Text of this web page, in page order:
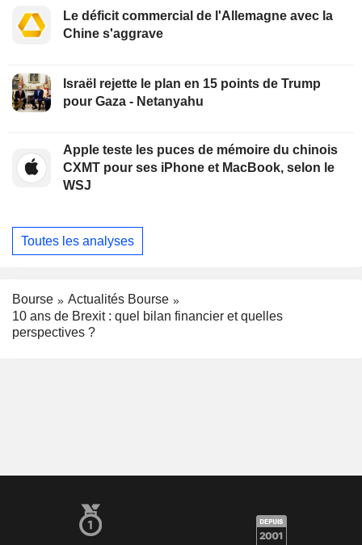
Le déficit commercial de l'Allemagne avec la
Chine s'aggrave
Israël rejette le plan en 15 points de Trump
pour Gaza - Netanyahu
Apple teste les puces de mémoire du chinois
CXMT pour ses iPhone et MacBook, selon le
WSJ
Toutes les analyses
Bourse
Actualités Bourse
10 ans de Brexit : quel bilan financier et quelles
perspectives ?